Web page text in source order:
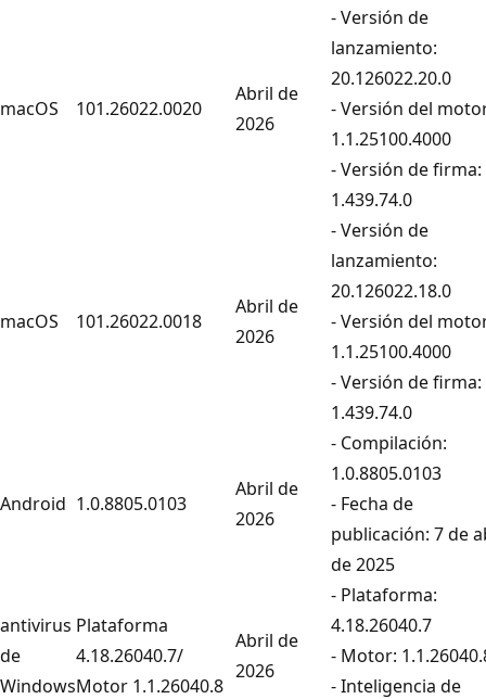
macOS 101.26022.0020
Abril de
2026
- Versión de
lanzamiento:
20.126022.20.0
- Versión del
1.1.25100.4000
- Versión de firma:
1.439.74.0
macOS 101.26022.0018
Abril de
2026
- Versión de
lanzamiento:
20.126022.18.0
- Versión del
1.1.25100.4000
- Versión de firma:
1.439.74.0
Android 1.0.8805.0103
Abril de
2026
- Compilación:
1.0.8805.0103
- Fecha de
publicación: 7 de
de 2025
antivirus
de
Windows
Plataforma
4.18.26040.7/
Motor 1.1.26040.8
Abril de
2026
- Plataforma:
4.18.26040.7
- Motor:
- Inteligencia de